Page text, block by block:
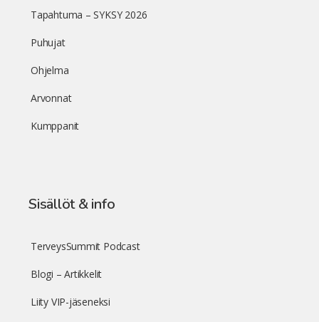
Tapahtuma – SYKSY 2026
Puhujat
Ohjelma
Arvonnat
Kumppanit
Sisällöt & info
TerveysSummit Podcast
Blogi – Artikkelit
Liity VIP-jäseneksi